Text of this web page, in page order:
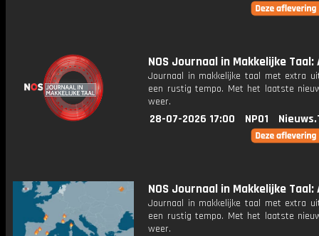
NOS Journaal in Makkelijke Taal:
Journaal in makkelijke taal met extra
een rustig tempo. Met het laatste
weer.
28-07-2026 17:00 NPO1
NOS Journaal in Makkelijke Taal:
Journaal in makkelijke taal met extra
een rustig tempo. Met het laatste
weer.